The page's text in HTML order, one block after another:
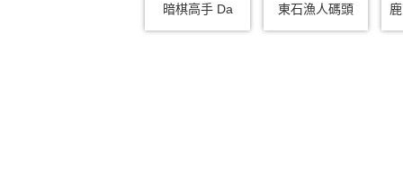
暗棋高手 Da 東石漁人碼頭